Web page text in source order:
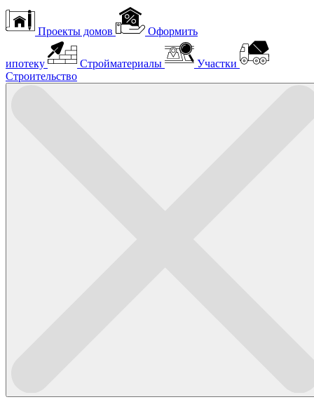
Проекты домов Оформить
ипотеку Стройматериалы
Участки
Строительство